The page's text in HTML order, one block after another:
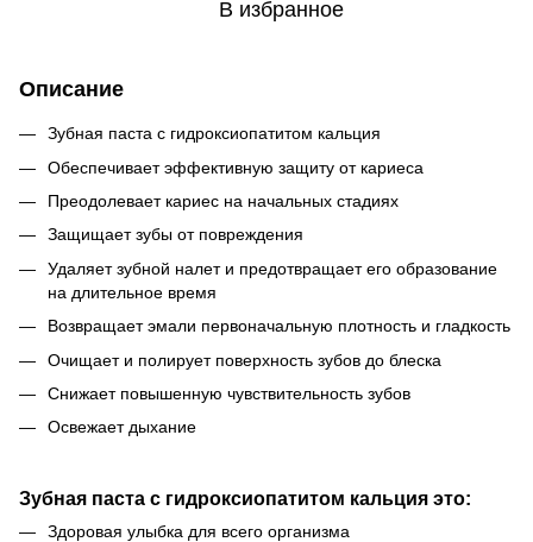
В избранное
Описание
Зубная паста с гидроксиопатитом кальция
Обеспечивает эффективную защиту от кариеса
Преодолевает кариес на начальных стадиях
Защищает зубы от повреждения
Удаляет зубной налет и предотвращает его образование
на длительное время
Возвращает эмали первоначальную плотность и гладкость
Очищает и полирует поверхность зубов до блеска
Снижает повышенную чувствительность зубов
Освежает дыхание
Зубная паста с гидроксиопатитом кальция это:
Здоровая улыбка для всего организма